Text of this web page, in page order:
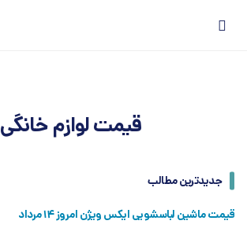
قیمت لوازم خانگی
جدیدترین مطالب
قیمت ماشین لباسشویی ایکس ویژن امروز ۱۴ مرداد